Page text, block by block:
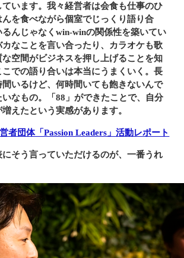
います。我々経営者は会食も仕事のひ
んを食べながら個室でじっくり語り合
るんじゃなくwin-winの関係性を築いてい
なことを言い合ったり、カラオケも歌
な空間がビジネスを押し上げることを知
こでの語り合いは本当にうまくいく。長
いるけど、何時間いても飽きないんで
なもの。「88」ができたことで、自分
えたという実感があります。
者団体「Passion Leaders」活動レポート
そう言っていただけるのが、一番うれ